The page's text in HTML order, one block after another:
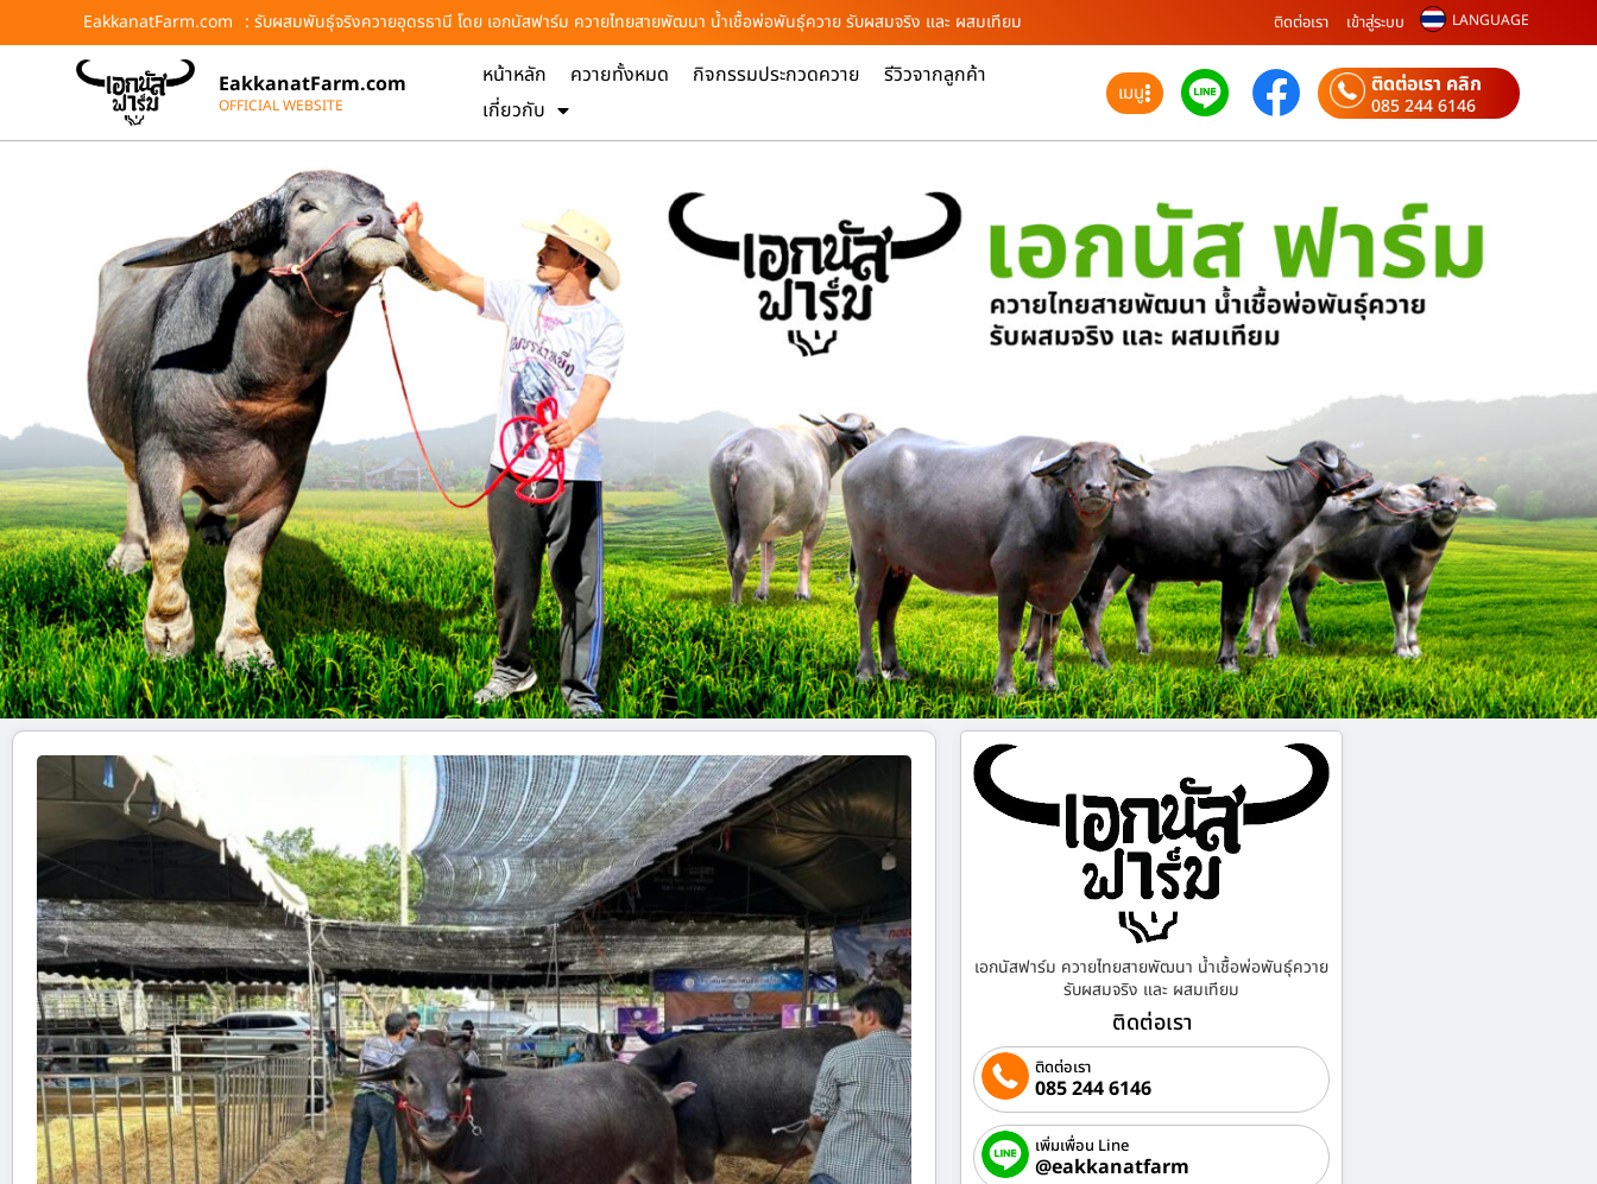
EakkanatFarm.com : รับผสมพันธุ์จริงควายอุดรธานี โดย เอกนัสฟาร์ม ควายไทยสายพัฒนา น้ำเชื้อพ่อพันธุ์ควาย รับผสมจริง และ ผสมเทียม ติดต่อเรา เข้าสู่ระบบ LANGUAGE
EakkanatFarm.com
OFFICIAL WEBSITE
หน้าหลัก ควายทั้งหมด กิจกรรมประกวดควาย
รีวิวจากลูกค้า
เกี่ยวกับ
เมนู ติดต่อเรา คลิก
085 244 6146
เอกนัสฟาร์ม ควายไทยสายพัฒนา น้ำเชื้อพ่อพันธุ์ควาย
รับผสมจริง และ ผสมเทียม
ติดต่อเรา
ติดต่อเรา
085 244 6146
เพิ่มเพื่อน Line
@eakkanatfarm